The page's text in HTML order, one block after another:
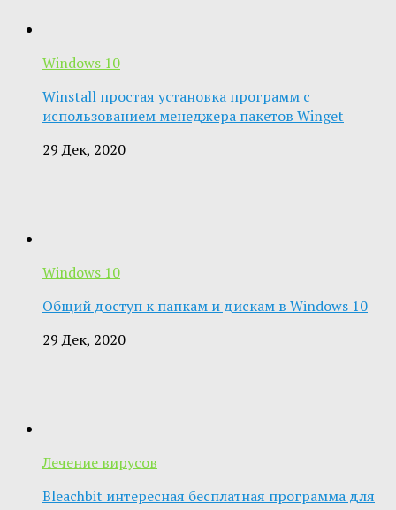
Windows 10
Winstall простая установка программ с
использованием менеджера пакетов Winget
29 Дек, 2020
Windows 10
Общий доступ к папкам и дискам в Windows 10
29 Дек, 2020
Лечение вирусов
Bleachbit интересная бесплатная программа для